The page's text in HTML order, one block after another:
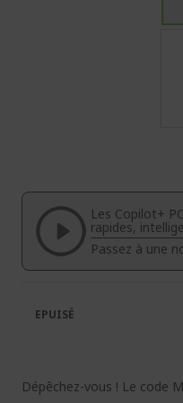
de
Galerie
d’images
Les Copilot+
rapides,
Passez à une
Dépêchez-vous ! Le code
EPUISÉ